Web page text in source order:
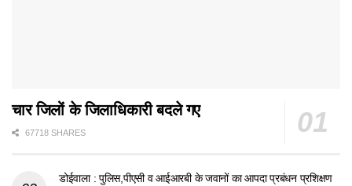
चार जिलों के जिलाधिकारी बदले गए
67718 SHARES
डोईवाला : पुलिस,पीएसी व आईआरबी के जवानों का आपदा प्रबंधन प्रशिक्षण